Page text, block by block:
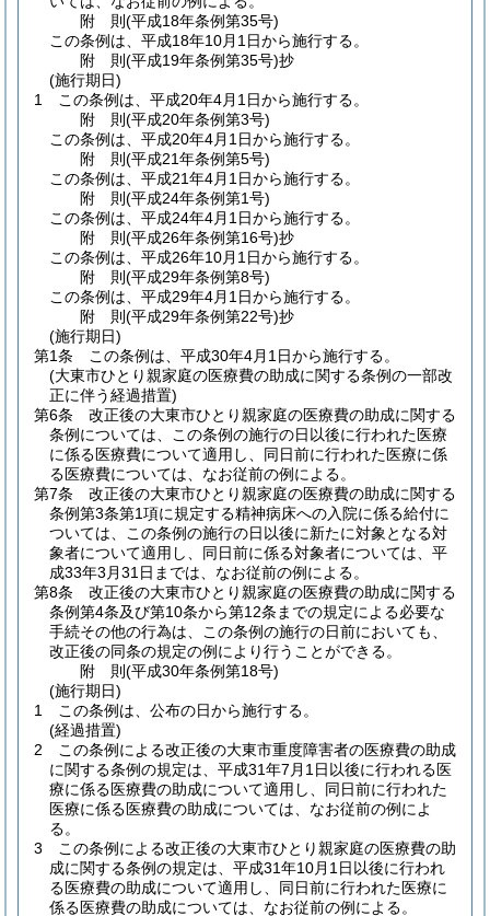
附 則(平成18年条例第35号)
この条例は、平成18年10月1日から施行する。
附 則(平成19年条例第35号)抄
(施行期日)
1
この条例は、平成20年4月1日から施行する。
附 則(平成20年条例第3号)
この条例は、平成20年4月1日から施行する。
附 則(平成21年条例第5号)
この条例は、平成21年4月1日から施行する。
附 則(平成24年条例第1号)
この条例は、平成24年4月1日から施行する。
附 則(平成26年条例第16号)抄
この条例は、平成26年10月1日から施行する。
附 則(平成29年条例第8号)
この条例は、平成29年4月1日から施行する。
附 則(平成29年条例第22号)抄
(施行期日)
第1条
この条例は、平成30年4月1日から施行する。
(大東市ひとり親家庭の医療費の助成に関する条例の一部改
正に伴う経過措置)
第6条
改正後の大東市ひとり親家庭の医療費の助成に関する
条例については、この条例の施行の日以後に行われた医療
に係る医療費について適用し、同日前に行われた医療に係
る医療費については、なお従前の例による。
第7条
改正後の大東市ひとり親家庭の医療費の助成に関する
条例第3条第1項に規定する精神病床への入院に係る給付に
ついては、この条例の施行の日以後に新たに対象となる対
象者について適用し、同日前に係る対象者については、平
成33年3月31日までは、なお従前の例による。
第8条
改正後の大東市ひとり親家庭の医療費の助成に関する
条例第4条及び第10条から第12条までの規定による必要な
手続その他の行為は、この条例の施行の日前においても、
改正後の同条の規定の例により行うことができる。
附 則(平成30年条例第18号)
(施行期日)
1
この条例は、公布の日から施行する。
(経過措置)
2
この条例による改正後の大東市重度障害者の医療費の助成
に関する条例の規定は、平成31年7月1日以後に行われる医
療に係る医療費の助成について適用し、同日前に行われた
医療に係る医療費の助成については、なお従前の例によ
る。
3
この条例による改正後の大東市ひとり親家庭の医療費の助
成に関する条例の規定は、平成31年10月1日以後に行われ
る医療費の助成について適用し、同日前に行われた医療に
係る医療費の助成については、なお従前の例による。